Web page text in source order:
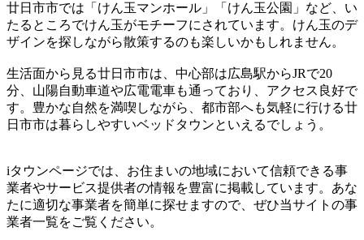
廿日市市では「けん玉マンホール」「けん玉公園」など、い
たるところでけん玉がモチーフにされています。けん玉のデ
ザインを探しながら散策するのも楽しいかもしれません。
生活面から見る廿日市市は、中心部は広島駅からJRで20
分、山陽自動車道や広電電車も通っており、アクセス良好で
す。豊かな自然を満喫しながら、都市部へも気軽に行ける廿
日市市は暮らしやすいベッドタウンといえるでしょう。
iタウンページでは、お住まいの地域において信頼できる事
業者やサービス提供者の情報を豊富に掲載しています。あな
たに適切な事業者を簡単に探せますので、ぜひ当サイトの事
業者一覧をご覧ください。